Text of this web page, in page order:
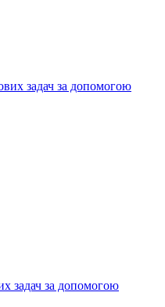
задач за допомогою
задач за допомогою